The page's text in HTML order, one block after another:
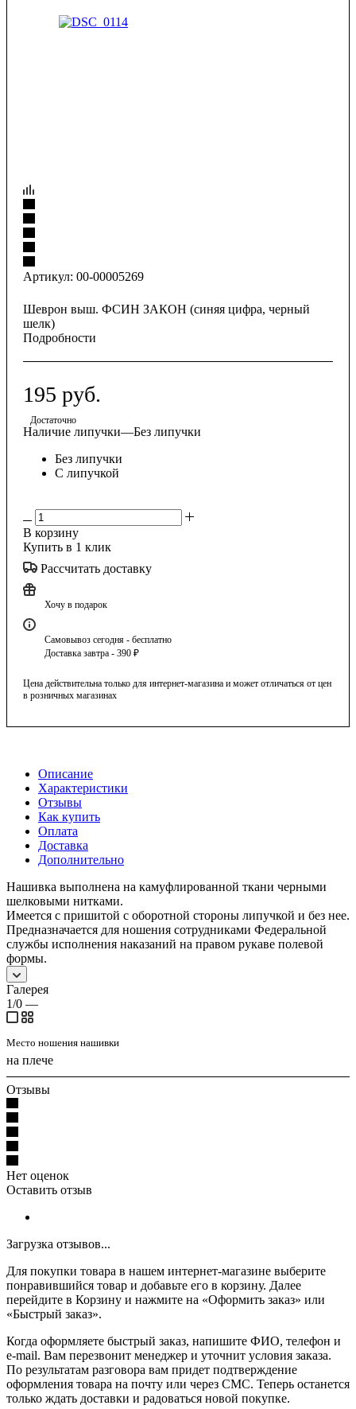
Артикул: 00-00005269
Шеврон выш. ФСИН ЗАКОН (синяя цифра, черный
шелк)
Подробности
195 руб.
Достаточно
Наличие липучки—Без липучки
Без липучки
С липучкой
В корзину
Купить в 1 клик
Рассчитать доставку
Хочу в подарок
Самовывоз сегодня - бесплатно
Доставка завтра - 390 ₽
Цена действительна только для интернет-магазина и может отличаться от цен
в розничных магазинах
Описание
Характеристики
Отзывы
Как купить
Оплата
Доставка
Дополнительно
Нашивка выполнена на камуфлированной ткани черными
шелковыми нитками.
Имеется с пришитой с оборотной стороны липучкой и без нее.
Предназначается для ношения сотрудниками Федеральной
службы исполнения наказаний на правом рукаве полевой
формы.
Галерея
1/0 —
Место ношения нашивки
на плече
Отзывы
Нет оценок
Оставить отзыв
Загрузка отзывов...
Для покупки товара в нашем интернет-магазине выберите
понравившийся товар и добавьте его в корзину. Далее
перейдите в Корзину и нажмите на «Оформить заказ» или
«Быстрый заказ».
Когда оформляете быстрый заказ, напишите ФИО, телефон и
e-mail. Вам перезвонит менеджер и уточнит условия заказа.
По результатам разговора вам придет подтверждение
оформления товара на почту или через СМС. Теперь останется
только ждать доставки и радоваться новой покупке.